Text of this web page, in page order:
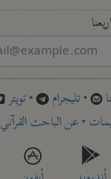
•تليجرام •تويتر
•عن الباحث القرآني